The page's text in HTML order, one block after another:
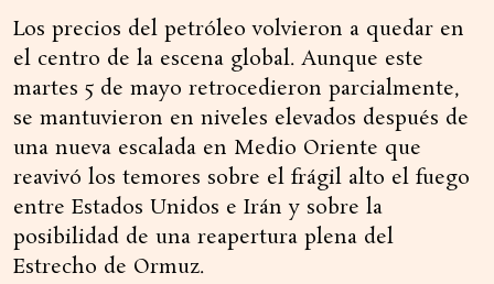
Los precios del petróleo volvieron a quedar en
el centro de la escena global. Aunque este
martes 5 de mayo retrocedieron parcialmente,
se mantuvieron en niveles elevados después de
una nueva escalada en Medio Oriente que
reavivó los temores sobre el frágil alto el fuego
entre Estados Unidos e Irán y sobre la
posibilidad de una reapertura plena del
Estrecho de Ormuz.